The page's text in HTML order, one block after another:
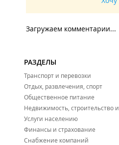
Загружаем комментарии...
РАЗДЕЛЫ
Транспорт и перевозки
Отдых, развлечения, спорт
Общественное питание
Недвижимость, строительство
Услуги населению
Финансы и страхование
Снабжение компаний